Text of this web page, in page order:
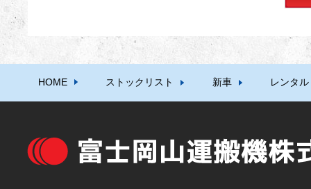
HOME ストックリスト 新車 レンタル